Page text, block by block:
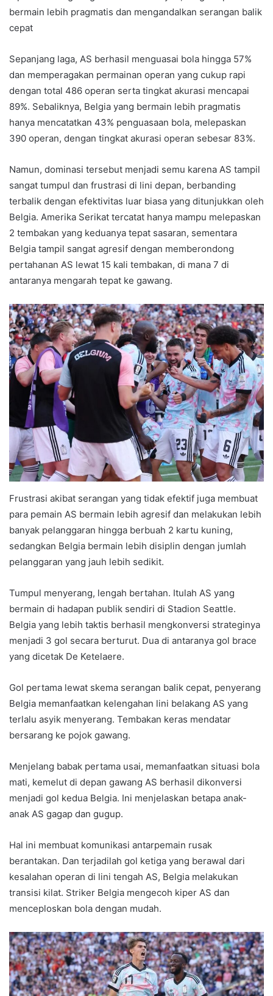
bermain lebih pragmatis dan mengandalkan serangan balik
cepat
Sepanjang laga, AS berhasil menguasai bola hingga 57%
dan memperagakan permainan operan yang cukup rapi
dengan total 486 operan serta tingkat akurasi mencapai
89%. Sebaliknya, Belgia yang bermain lebih pragmatis
hanya mencatatkan 43% penguasaan bola, melepaskan
390 operan, dengan tingkat akurasi operan sebesar 83%.
Namun, dominasi tersebut menjadi semu karena AS tampil
sangat tumpul dan frustrasi di lini depan, berbanding
terbalik dengan efektivitas luar biasa yang ditunjukkan oleh
Belgia. Amerika Serikat tercatat hanya mampu melepaskan
2 tembakan yang keduanya tepat sasaran, sementara
Belgia tampil sangat agresif dengan memberondong
pertahanan AS lewat 15 kali tembakan, di mana 7 di
antaranya mengarah tepat ke gawang.
Frustrasi akibat serangan yang tidak efektif juga membuat
para pemain AS bermain lebih agresif dan melakukan lebih
banyak pelanggaran hingga berbuah 2 kartu kuning,
sedangkan Belgia bermain lebih disiplin dengan jumlah
pelanggaran yang jauh lebih sedikit.
Tumpul menyerang, lengah bertahan. Itulah AS yang
bermain di hadapan publik sendiri di Stadion Seattle.
Belgia yang lebih taktis berhasil mengkonversi strateginya
menjadi 3 gol secara berturut. Dua di antaranya gol brace
yang dicetak De Ketelaere.
Gol pertama lewat skema serangan balik cepat, penyerang
Belgia memanfaatkan kelengahan lini belakang AS yang
terlalu asyik menyerang. Tembakan keras mendatar
bersarang ke pojok gawang.
Menjelang babak pertama usai, memanfaatkan situasi bola
mati, kemelut di depan gawang AS berhasil dikonversi
menjadi gol kedua Belgia. Ini menjelaskan betapa anak-
anak AS gagap dan gugup.
Hal ini membuat komunikasi antarpemain rusak
berantakan. Dan terjadilah gol ketiga yang berawal dari
kesalahan operan di lini tengah AS, Belgia melakukan
transisi kilat. Striker Belgia mengecoh kiper AS dan
menceploskan bola dengan mudah.